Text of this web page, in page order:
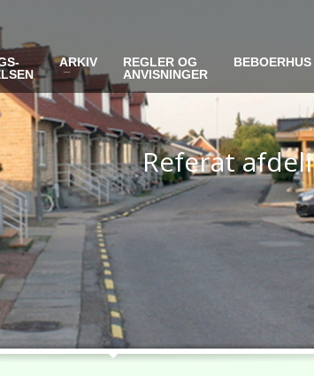
ARKIV
REGLER OG
ANVISNINGER
BEBOERHUS
Referat